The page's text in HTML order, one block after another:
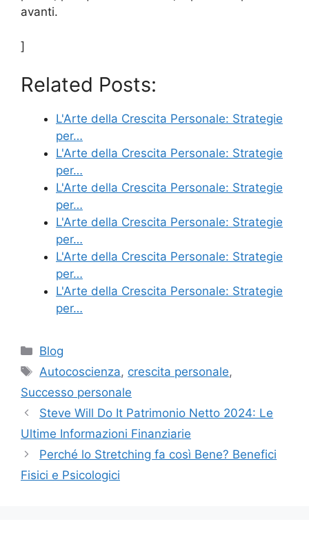
avanti.
]
Related Posts:
L'Arte della Crescita Personale: Strategie
per…
L'Arte della Crescita Personale: Strategie
per…
L'Arte della Crescita Personale: Strategie
per…
L'Arte della Crescita Personale: Strategie
per…
L'Arte della Crescita Personale: Strategie
per…
L'Arte della Crescita Personale: Strategie
per…
Categories
Blog
Tags
Autocoscienza, crescita personale,
Successo personale
Steve Will Do It Patrimonio Netto 2024: Le
Ultime Informazioni Finanziarie
Perché lo Stretching fa così Bene? Benefici
Fisici e Psicologici